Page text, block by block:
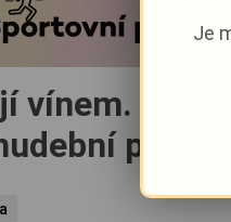
vínem.
Je